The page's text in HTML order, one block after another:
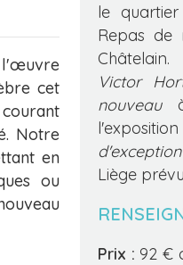
l'œuvre
cet
Notre
en
ou
le quartier
Repas de
Victor
nouveauà
l'exposition
d'exception
Liège
Prix : 92 €